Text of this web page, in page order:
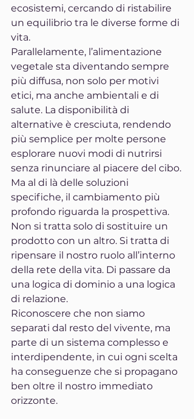
ecosistemi, cercando di ristabilire
un equilibrio tra le diverse forme di
vita.
Parallelamente, l’alimentazione
vegetale sta diventando sempre
più diffusa, non solo per motivi
etici, ma anche ambientali e di
salute. La disponibilità di
alternative è cresciuta, rendendo
più semplice per molte persone
esplorare nuovi modi di nutrirsi
senza rinunciare al piacere del cibo.
Ma al di là delle soluzioni
specifiche, il cambiamento più
profondo riguarda la prospettiva.
Non si tratta solo di sostituire un
prodotto con un altro. Si tratta di
ripensare il nostro ruolo all’interno
della rete della vita. Di passare da
una logica di dominio a una logica
di relazione.
Riconoscere che non siamo
separati dal resto del vivente, ma
parte di un sistema complesso e
interdipendente, in cui ogni scelta
ha conseguenze che si propagano
ben oltre il nostro immediato
orizzonte.